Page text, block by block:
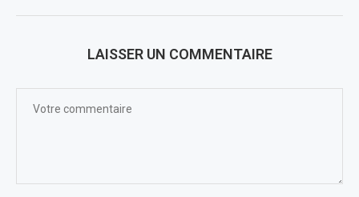
LAISSER UN COMMENTAIRE